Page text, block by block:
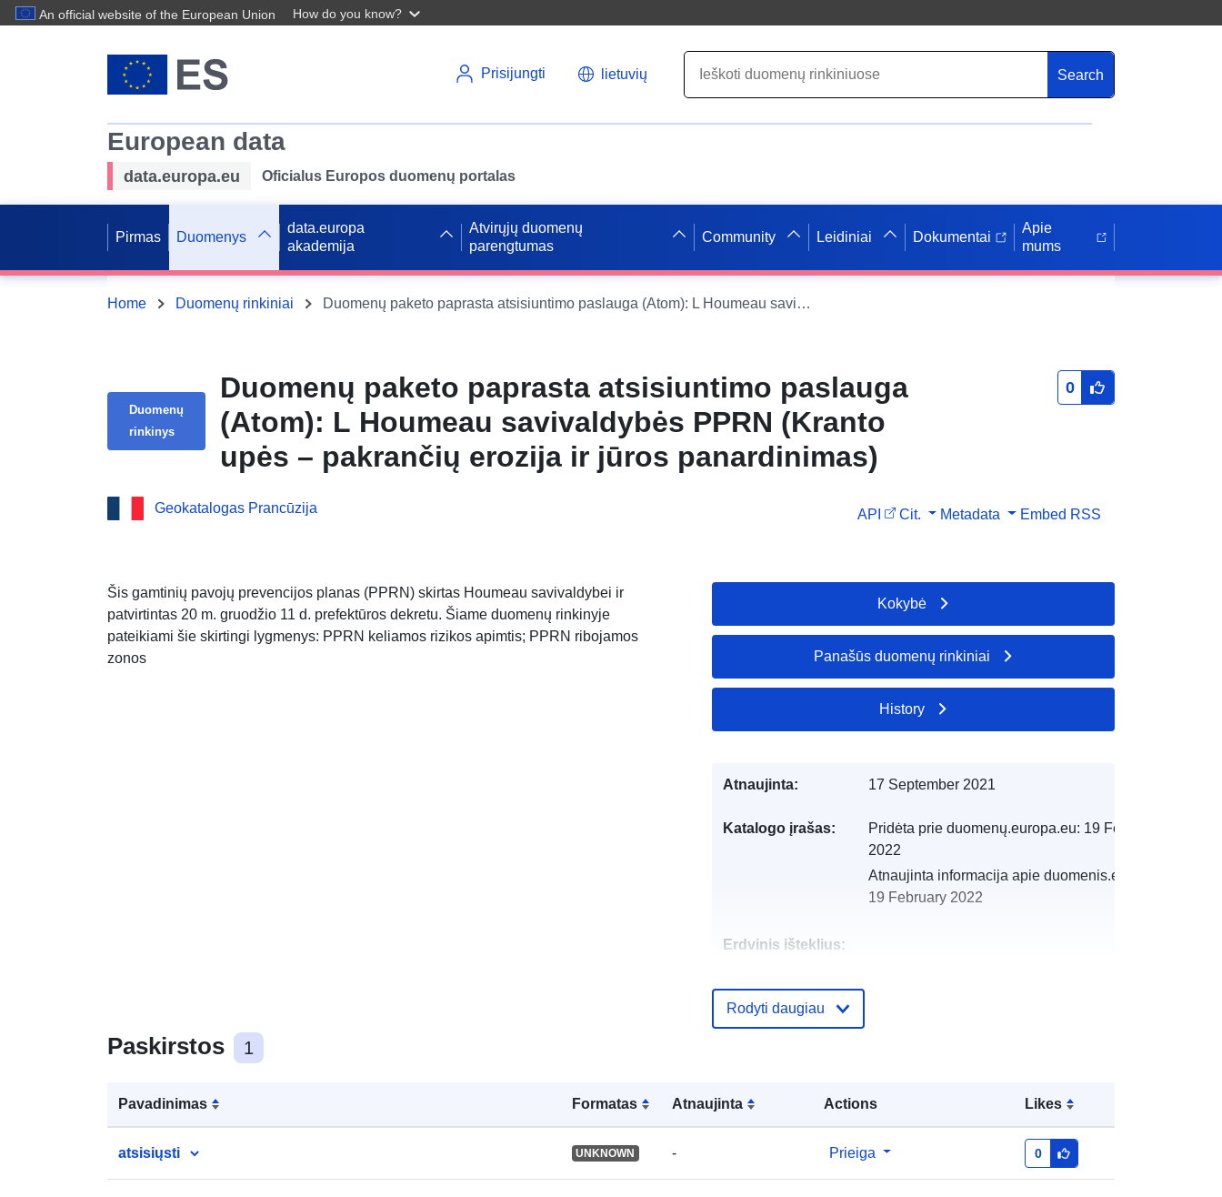
An official website of the European Union How do you know?
Prisijungti lietuvių Search
European data
data.europa.eu Oficialus Europos duomenų portalas
Pirmas Duomenys
data.europa
akademija
Atvirųjų duomenų
parengtumas
Community Leidiniai Dokumentai
Apie
mums
Home Duomenų rinkiniai Duomenų paketo paprasta atsisiuntimo paslauga (Atom): L Houmeau savivaldybės PPRN (Kranto upės – pakrančių erozija ir jūros panardinimas)
Duomenų
rinkinys
Duomenų paketo paprasta atsisiuntimo paslauga
(Atom): L Houmeau savivaldybės PPRN (Kranto
upės – pakrančių erozija ir jūros panardinimas)
0
Geokatalogas Prancūzija API Cit. Metadata Embed RSS
Šis gamtinių pavojų prevencijos planas (PPRN) skirtas Houmeau savivaldybei ir
patvirtintas 20 m. gruodžio 11 d. prefektūros dekretu. Šiame duomenų rinkinyje
pateikiami šie skirtingi lygmenys: PPRN keliamos rizikos apimtis; PPRN ribojamos
zonos
Paskirstos 1
Pavadinimas Formatas Atnaujinta Actions Likes
atsisiųsti UNKNOWN - Prieiga 0
Kokybė
Panašūs duomenų rinkiniai
History
Atnaujinta: 17 September 2021
Katalogo įrašas: Pridėta prie duomenų.europa.eu: 19 February
2022
Atnaujinta informacija apie duomenis.europa.eu:
19 February 2022
Erdvinis išteklius:
Identifikatoriai:
120066022-srv-990334ef-c489-
4810-bc1e-4d94a3dddff6
Rodyti daugiau